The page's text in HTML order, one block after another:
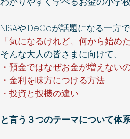
NISAやiDeCoが話題になる一方で
「気になるけれど、何から始め
そんな大人の皆さまに向けて、
・預金ではなぜお金が増えない
・金利を味方につける方法
・投資と投機の違い
と言う３つのテーマについて体